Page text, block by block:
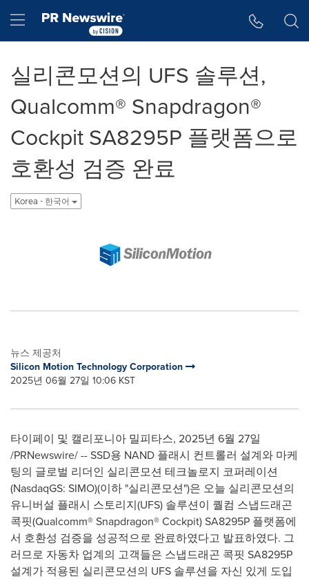
Hamburger menu
실리콘모션의 UFS 솔루션,
Qualcomm® Snapdragon®
Cockpit SA8295P 플랫폼으로
호환성 검증 완료
Korea - 한국어
뉴스 제공처
Silicon Motion Technology Corporation
2025년 06월 27일 10:06 KST
타이페이 및 캘리포니아 밀피타스, 2025년 6월 27일
/PRNewswire/ --SSD용 NAND 플래시 컨트롤러 설계와 마케
팅의 글로벌 리더인 실리콘모션 테크놀로지 코퍼레이션
(NasdaqGS: SIMO)(이하 "실리콘모션")은 오늘 실리콘모션의
유니버설 플래시 스토리지(UFS) 솔루션이 퀄컴 스냅드래곤
콕핏(Qualcomm® Snapdragon® Cockpit) SA8295P 플랫폼에
서 호환성 검증을 성공적으로 완료하였다고 발표하였다. 그
러므로 자동차 업계의 고객들은 스냅드래곤 콕핏 SA8295P
설계가 적용된 실리콘모션의 UFS 솔루션을 자신 있게 도입